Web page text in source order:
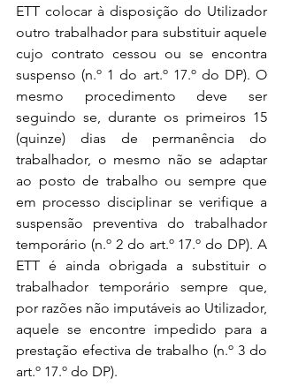
ETT colocar à disposição do Utilizador
outro trabalhador para substituir aquele
cujo contrato cessou ou se encontra
suspenso (n.º 1 do art.º 17.º do DP). O
mesmo procedimento deve ser
seguindo se, durante os primeiros 15
(quinze) dias de permanência do
trabalhador, o mesmo não se adaptar
ao posto de trabalho ou sempre que
em processo disciplinar se verifique a
suspensão preventiva do trabalhador
temporário (n.º 2 do art.º 17.º do DP). A
ETT é ainda obrigada a substituir o
trabalhador temporário sempre que,
por razões não imputáveis ao Utilizador,
aquele se encontre impedido para a
prestação efectiva de trabalho (n.º 3 do
art.º 17.º do DP).